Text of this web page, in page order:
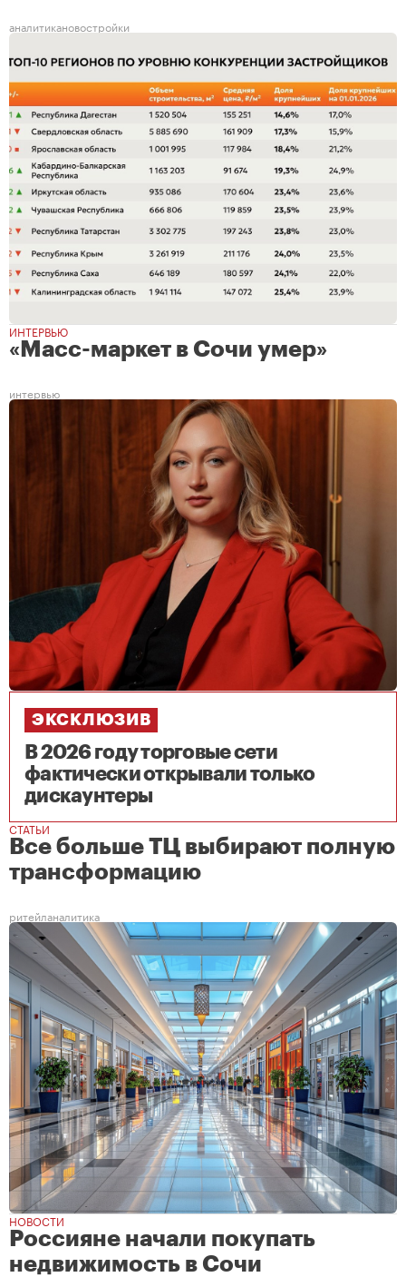
аналитикановостройки
ИНТЕРВЬЮ
«Масс-маркет в Сочи умер»
интервью
ЭКСКЛЮЗИВ
В 2026 году торговые сети
фактически открывали только
дискаунтеры
СТАТЬИ
Все больше ТЦ выбирают полную
трансформацию
ритейланалитика
НОВОСТИ
Россияне начали покупать
недвижимость в Сочи